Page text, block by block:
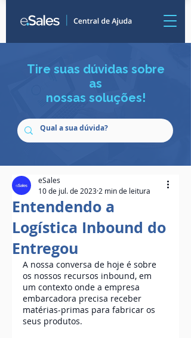
Tire suas dúvidas sobre
as
nossas soluções!
Entendendo a
Logística Inbound do
Entregou
eSales
10 de jul. de 2023 2 min de leitura
A nossa conversa de hoje é sobre
os nossos recursos inbound, em
um contexto onde a empresa
embarcadora precisa receber
matérias-primas para fabricar os
seus produtos.